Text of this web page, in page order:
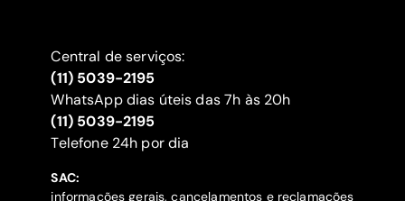
Central de serviços:
(11) 5039-2195
WhatsApp dias úteis das 7h às 20h
(11) 5039-2195
‍Telefone 24h por dia
SAC:
informações gerais, cancelamentos e reclamações